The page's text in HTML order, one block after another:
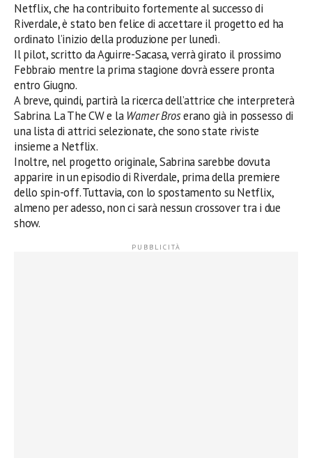
Netflix, che ha contribuito fortemente al successo di
Riverdale, è stato ben felice di accettare il progetto ed ha
ordinato l’inizio della produzione per lunedì.
Il pilot, scritto da Aguirre-Sacasa, verrà girato il prossimo
Febbraio mentre la prima stagione dovrà essere pronta
entro Giugno.
A breve, quindi, partirà la ricerca dell’attrice che interpreterà
Sabrina. La The CW e la Warner Broserano già in possesso di
una lista di attrici selezionate, che sono state riviste
insieme a Netflix.
Inoltre, nel progetto originale, Sabrina sarebbe dovuta
apparire in un episodio di Riverdale, prima della premiere
dello spin-off. Tuttavia, con lo spostamento su Netflix,
almeno per adesso, non ci sarà nessun crossover tra i due
show.